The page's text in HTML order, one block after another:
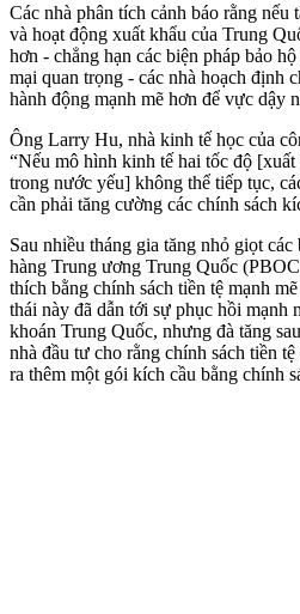
Các nhà phân tích cảnh báo rằng
và hoạt động xuất khẩu của Trung
hơn - chẳng hạn các biện pháp bảo
mại quan trọng - các nhà hoạch định
hành động mạnh mẽ hơn để vực dậy
Ông Larry Hu, nhà kinh tế học của
“Nếu mô hình kinh tế hai tốc độ
trong nước yếu] không thể tiếp tục,
cần phải tăng cường các chính sách
Sau nhiều tháng gia tăng nhỏ giọt
hàng Trung ương Trung Quốc
thí‌ch bằng chính sách tiền tệ mạnh
thái này đã dẫn tới sự phục hồi mạnh
khoán Trung Quốc, nhưng đà tăng
nhà đầu tư cho rằng chính sách tiền
ra thêm một gói kích cầu bằng chính